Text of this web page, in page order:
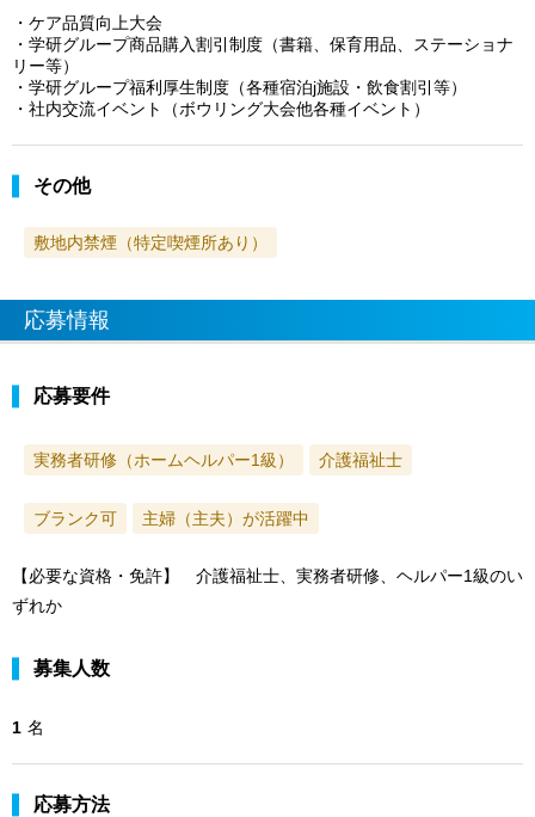
・ケア品質向上大会
・学研グループ商品購入割引制度（書籍、保育用品、ステーショナ
リー等）
・学研グループ福利厚生制度（各種宿泊j施設・飲食割引等）
・社内交流イベント（ボウリング大会他各種イベント）
その他
敷地内禁煙（特定喫煙所あり）
応募情報
応募要件
実務者研修（ホームヘルパー1級） 介護福祉士
ブランク可 主婦（主夫）が活躍中
【必要な資格・免許】 介護福祉士、実務者研修、ヘルパー1級のい
ずれか
募集人数
1 名
応募方法